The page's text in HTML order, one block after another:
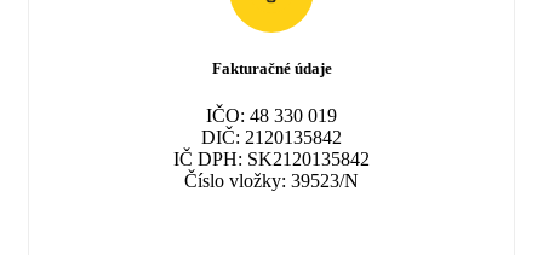
Fakturačné údaje
IČO: 48 330 019
DIČ: 2120135842
IČ DPH: SK2120135842
Číslo vložky: 39523/N